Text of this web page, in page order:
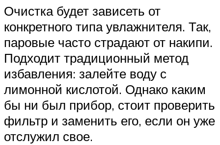
Очистка будет зависеть от
конкретного типа увлажнителя. Так,
паровые часто страдают от накипи.
Подходит традиционный метод
избавления: залейте воду с
лимонной кислотой. Однако каким
бы ни был прибор, стоит проверить
фильтр и заменить его, если он уже
отслужил свое.